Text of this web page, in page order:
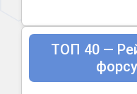
ТОП 40 —